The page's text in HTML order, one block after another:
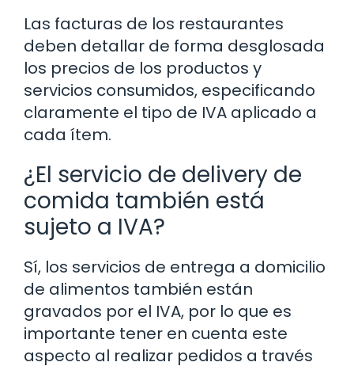
Las facturas de los restaurantes
deben detallar de forma desglosada
los precios de los productos y
servicios consumidos, especificando
claramente el tipo de IVA aplicado a
cada ítem.
¿El servicio de delivery de
comida también está
sujeto a IVA?
Sí, los servicios de entrega a domicilio
de alimentos también están
gravados por el IVA, por lo que es
importante tener en cuenta este
aspecto al realizar pedidos a través